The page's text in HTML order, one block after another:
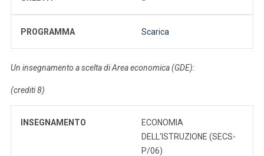
PROGRAMMA Scarica
Un insegnamento a scelta di Area economica (GDE):
(crediti 8)
INSEGNAMENTO
ECONOMIA
DELL'ISTRUZIONE (SECS-
P/06)